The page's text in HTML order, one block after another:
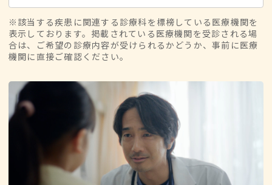
※該当する疾患に関連する診療科を標榜している医療機関を
表示しております。掲載されている医療機関を受診される場
合は、ご希望の診療内容が受けられるかどうか、事前に医療
機関に直接ご確認ください。